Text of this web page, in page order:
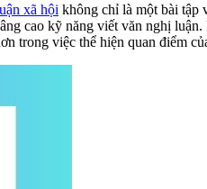
xã hội không chỉ là một bài tập
cao kỹ năng viết văn nghị
trong việc thể hiện quan điểm